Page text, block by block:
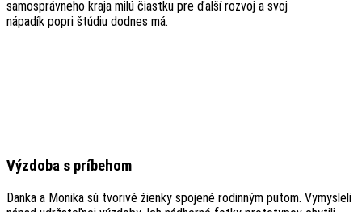
samosprávneho kraja milú čiastku pre ďalší rozvoj a svoj
nápadík popri štúdiu dodnes má.
Výzdoba s príbehom
Danka a Monika sú tvorivé žienky spojené rodinným putom. Vymysleli